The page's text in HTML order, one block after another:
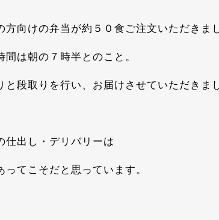
向けの弁当が約５０食ご注文いただきま
は朝の７時半とのこと。
段取りを行い、お届けさせていただきま
仕出し・デリバリーは
てこそだと思っています。